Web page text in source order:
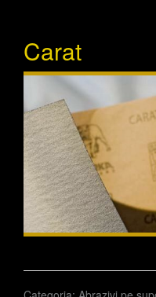
Carat